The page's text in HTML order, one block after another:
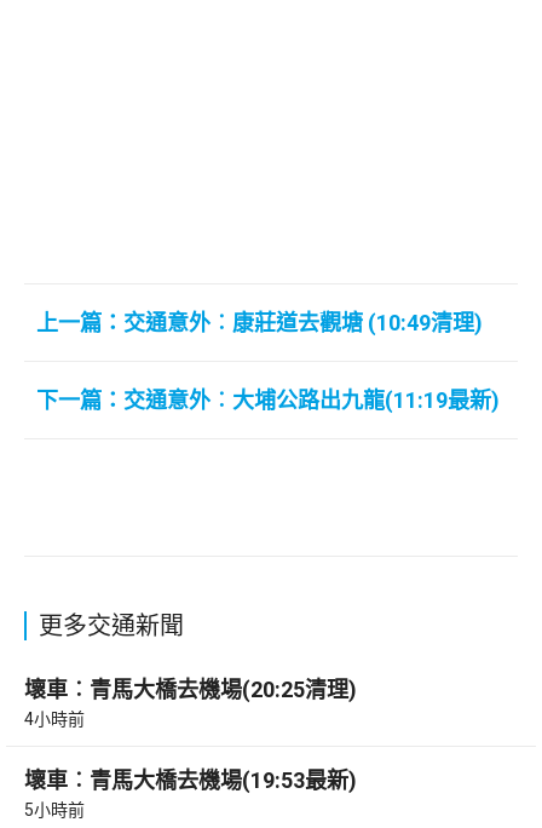
上一篇：交通意外︰康莊道去觀塘 (10:49清理)
下一篇：交通意外︰大埔公路出九龍(11:19最新)
更多交通新聞
壞車︰青馬大橋去機場(20:25清理)
4小時前
壞車︰青馬大橋去機場(19:53最新)
5小時前